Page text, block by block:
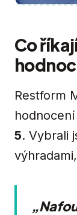
Co
Restform
5. Vybrali